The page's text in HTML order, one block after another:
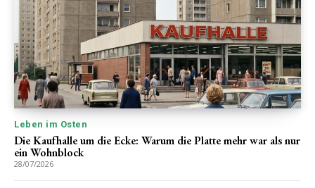
Leben im Osten
Die Kaufhalle um die Ecke: Warum die Platte mehr war als nur
ein Wohnblock
28/07/2026